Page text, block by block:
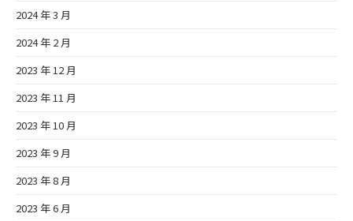
2024 年 3 月
2024 年 2 月
2023 年 12 月
2023 年 11 月
2023 年 10 月
2023 年 9 月
2023 年 8 月
2023 年 6 月